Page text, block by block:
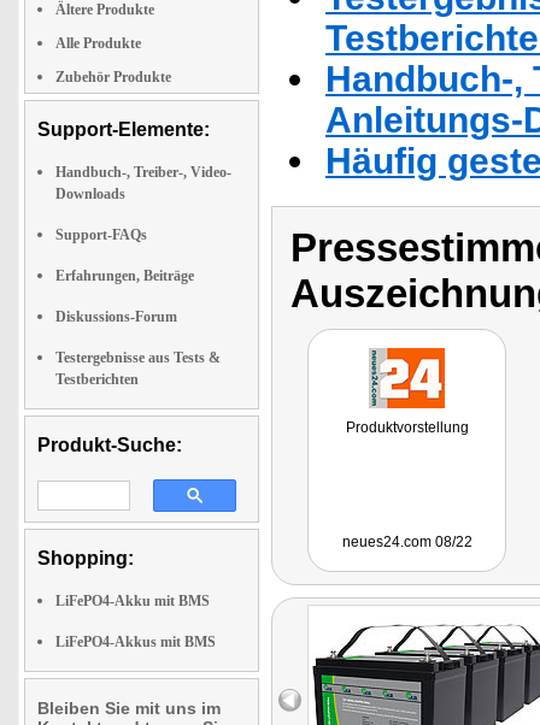
Ältere Produkte
Alle Produkte
Zubehör Produkte
Support-Elemente:
Handbuch-, Treiber-, Video-
Downloads
Support-FAQs
Erfahrungen, Beiträge
Diskussions-Forum
Testergebnisse aus Tests &
Testberichten
Produkt-Suche:
Shopping:
LiFePO4-Akku mit BMS
LiFePO4-Akkus mit BMS
Bleiben Sie mit uns im
Handbuch-,
Anleitungs-
Häufig
Produktvorstellung
neues24.com 08/22